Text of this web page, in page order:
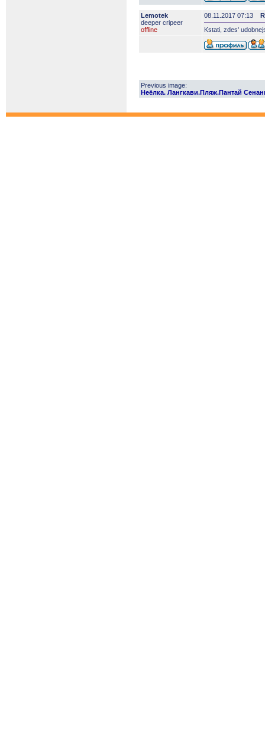
Lemotek
deeper сripeer
offline
08.11.2017 07:13
Kstati, zdes'
Previous image:
Неёлка. Лангкави.Пляж.Пантай